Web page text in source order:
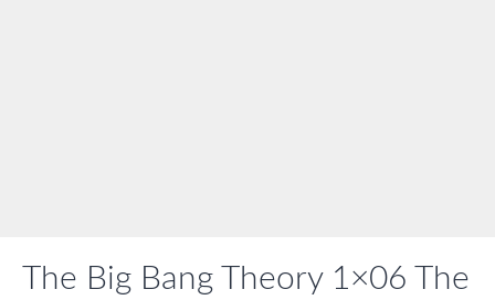
The Big Bang Theory 1×06 The